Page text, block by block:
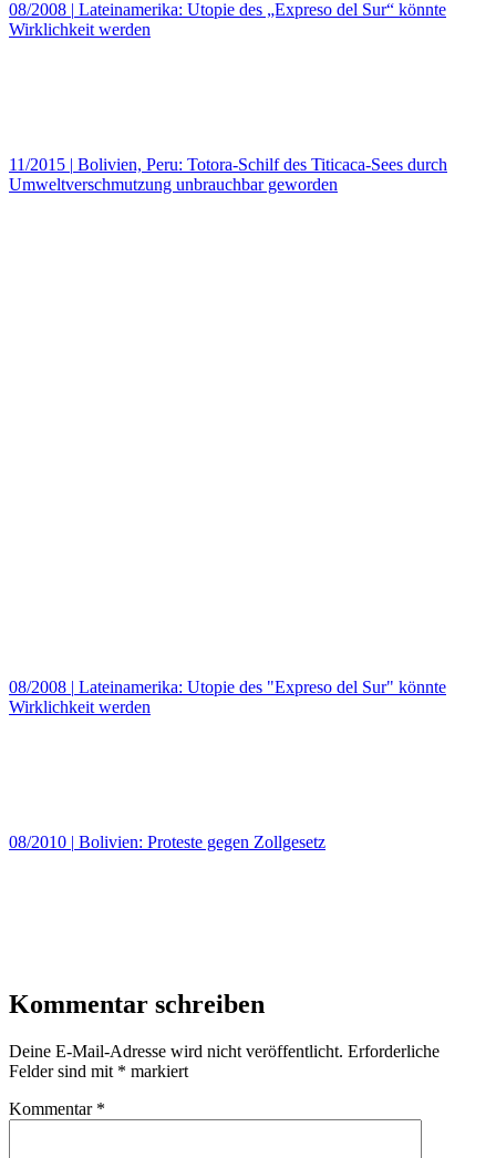
08/2008 | Lateinamerika: Utopie des „Expreso del Sur“ könnte
Wirklichkeit werden
11/2015 | Bolivien, Peru: Totora-Schilf des Titicaca-Sees durch
Umweltverschmutzung unbrauchbar geworden
08/2008 | Lateinamerika: Utopie des "Expreso del Sur" könnte
Wirklichkeit werden
08/2010 | Bolivien: Proteste gegen Zollgesetz
Kommentar schreiben
Deine E-Mail-Adresse wird nicht veröffentlicht. Erforderliche
Felder sind mit * markiert
Kommentar *